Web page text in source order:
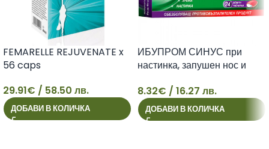
29
FEMARELLE REJUVENATE x
56 caps
29.91€ / 58.50 лв.
ДОБАВИ В КОЛИЧКА
8
ИБУПРОМ СИНУС при
настинка, запушен нос и
8.32€ / 16.27 лв.
ДОБАВИ В КОЛИЧКА